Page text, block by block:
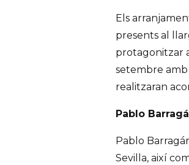
Els
presents al
protagonitzar
setembre amb
realitzaran
Pablo
Pablo
Sevilla, així